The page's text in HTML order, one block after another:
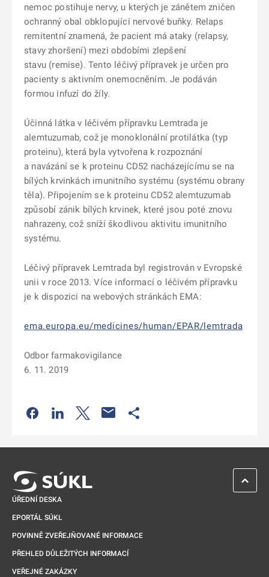
nemoc postihuje nervy, u kterých je zánětem zničen
ochranný obal obklopující nervové buňky. Relaps
remitentní znamená, že pacient má ataky (relapsy,
stavy zhoršení) mezi obdobími zlepšení
stavu (remise). Tento léčivý přípravek je určen pro
pacienty s aktivním onemocněním. Je podáván
formou infuzí do žíly.
Účinná látka v léčivém přípravku Lemtrada je
alemtuzumab, což je monoklonální protilátka (typ
proteinu), která byla vytvořena k rozpoznání
a navázání se k proteinu CD52 nacházejícímu se na
bílých krvinkách imunitního systému (systému obrany
těla). Připojením se k proteinu CD52 alemtuzumab
způsobí zánik bílých krvinek, které jsou poté znovu
nahrazeny, což sníží škodlivou aktivitu imunitního
systému.
Léčivý přípravek Lemtrada byl registrován v Evropské
unii v roce 2013. Více informací o léčivém přípravku
je k dispozici na webových stránkách EMA:
ema.europa.eu/medicines/human/EPAR/lemtrada
Odbor farmakovigilance
6. 11. 2019
Odkaz se otevře na nové kartě
Odkaz se otevře na nové kartě
Odkaz se otevře na nové kartě
ÚŘEDNÍ DESKA
EPORTÁL SÚKL
POVINNĚ ZVEŘEJŇOVANÉ INFORMACE
PŘEHLED DŮLEŽITÝCH INFORMACÍ
VEŘEJNÉ ZAKÁZKY
ZPĚT